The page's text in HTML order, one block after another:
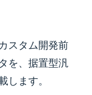
スタム開発前
を、据置型汎
します。